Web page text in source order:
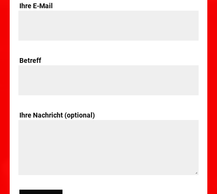
Ihre E-Mail
Betreff
Ihre Nachricht (optional)